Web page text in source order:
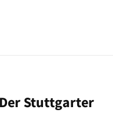
Stuttgarter